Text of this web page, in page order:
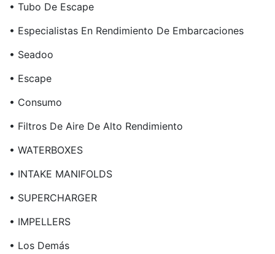
• Tubo De Escape
• Especialistas En Rendimiento De Embarcaciones
• Seadoo
• Escape
• Consumo
• Filtros De Aire De Alto Rendimiento
• WATERBOXES
• INTAKE MANIFOLDS
• SUPERCHARGER
• IMPELLERS
• Los Demás